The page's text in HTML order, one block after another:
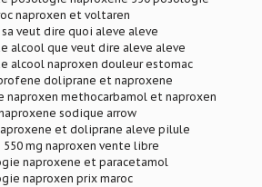
naproxen et voltaren
veut dire quoi aleve aleve
alcool que veut dire aleve aleve
alcool naproxen douleur estomac
doliprane et naproxene
naproxen methocarbamol et naproxen
sodique arrow
et doliprane aleve pilule
mg naproxen vente libre
naproxene et paracetamol
naproxen prix maroc